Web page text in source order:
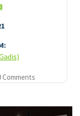
Comments